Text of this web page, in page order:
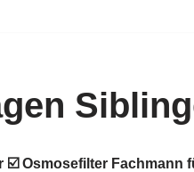
☑️ Osmosefilter